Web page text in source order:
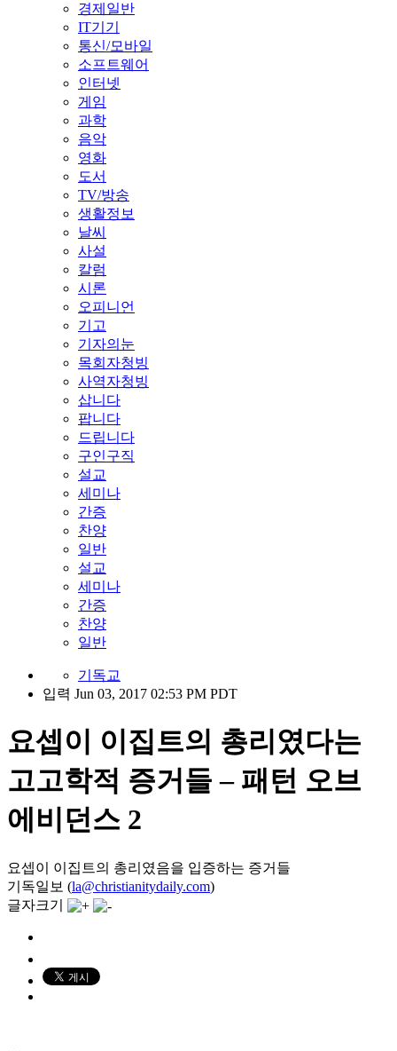
경제일반
IT기기
통신/모바일
소프트웨어
인터넷
게임
과학
음악
영화
도서
TV/방송
생활정보
날씨
사설
칼럼
시론
오피니언
기고
기자의눈
목회자청빙
사역자청빙
삽니다
팝니다
드립니다
구인구직
설교
세미나
간증
찬양
일반
설교
세미나
간증
찬양
일반
기독교
입력 Jun 03, 2017 02:53 PM PDT
요셉이 이집트의 총리였다는
고고학적 증거들 – 패턴 오브
에비던스 2
요셉이 이집트의 총리였음을 입증하는 증거들
기독일보 (la@christianitydaily.com)
글자크기